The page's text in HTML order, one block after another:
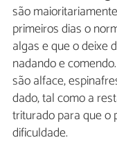
são
primeiros dias o
algas e que o deixe
nadando e
são alface,
dado, tal como a
triturado para que o
dificuldade.